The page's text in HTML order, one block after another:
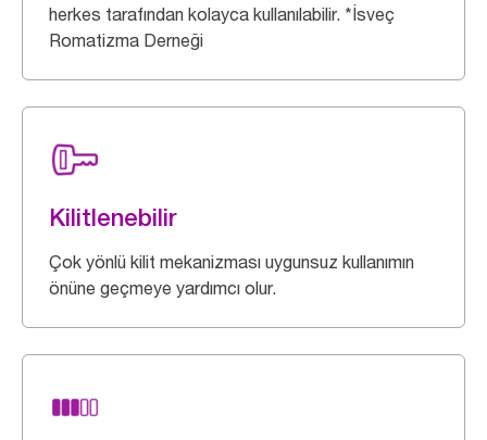
herkes tarafından kolayca kullanılabilir. *İsveç
Romatizma Derneği
Kilitlenebilir
Çok yönlü kilit mekanizması uygunsuz kullanımın
önüne geçmeye yardımcı olur.